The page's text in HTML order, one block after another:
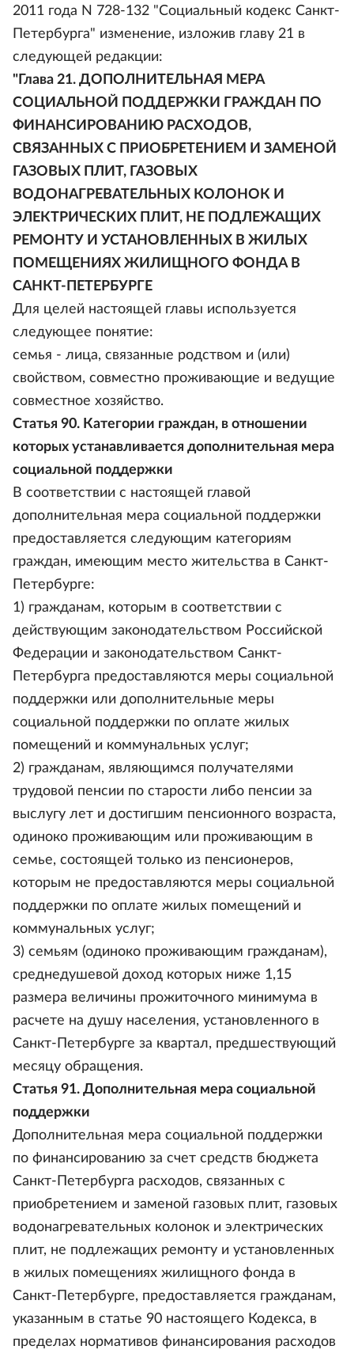
2011 года N 728-132 "Социальный кодекс Санкт-
Петербурга" изменение, изложив главу 21 в
следующей редакции:
"Глава 21. ДОПОЛНИТЕЛЬНАЯ МЕРА
СОЦИАЛЬНОЙ ПОДДЕРЖКИ ГРАЖДАН ПО
ФИНАНСИРОВАНИЮ РАСХОДОВ,
СВЯЗАННЫХ С ПРИОБРЕТЕНИЕМ И ЗАМЕНОЙ
ГАЗОВЫХ ПЛИТ, ГАЗОВЫХ
ВОДОНАГРЕВАТЕЛЬНЫХ КОЛОНОК И
ЭЛЕКТРИЧЕСКИХ ПЛИТ, НЕ ПОДЛЕЖАЩИХ
РЕМОНТУ И УСТАНОВЛЕННЫХ В ЖИЛЫХ
ПОМЕЩЕНИЯХ ЖИЛИЩНОГО ФОНДА В
САНКТ-ПЕТЕРБУРГЕ
Для целей настоящей главы используется
следующее понятие:
семья - лица, связанные родством и (или)
свойством, совместно проживающие и ведущие
совместное хозяйство.
Статья 90. Категории граждан, в отношении
которых устанавливается дополнительная мера
социальной поддержки
В соответствии с настоящей главой
дополнительная мера социальной поддержки
предоставляется следующим категориям
граждан, имеющим место жительства в Санкт-
Петербурге:
1) гражданам, которым в соответствии с
действующим законодательством Российской
Федерации и законодательством Санкт-
Петербурга предоставляются меры социальной
поддержки или дополнительные меры
социальной поддержки по оплате жилых
помещений и коммунальных услуг;
2) гражданам, являющимся получателями
трудовой пенсии по старости либо пенсии за
выслугу лет и достигшим пенсионного возраста,
одиноко проживающим или проживающим в
семье, состоящей только из пенсионеров,
которым не предоставляются меры социальной
поддержки по оплате жилых помещений и
коммунальных услуг;
3) семьям (одиноко проживающим гражданам),
среднедушевой доход которых ниже 1,15
размера величины прожиточного минимума в
расчете на душу населения, установленного в
Санкт-Петербурге за квартал, предшествующий
месяцу обращения.
Статья 91. Дополнительная мера социальной
поддержки
Дополнительная мера социальной поддержки
по финансированию за счет средств бюджета
Санкт-Петербурга расходов, связанных с
приобретением и заменой газовых плит, газовых
водонагревательных колонок и электрических
плит, не подлежащих ремонту и установленных
в жилых помещениях жилищного фонда в
Санкт-Петербурге, предоставляется гражданам,
указанным в статье 90 настоящего Кодекса, в
пределах нормативов финансирования расходов